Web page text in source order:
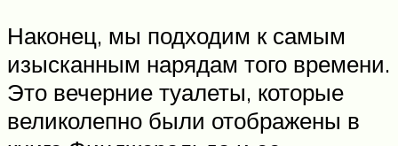
Наконец, мы подходим к самым
изысканным нарядам того времени.
Это вечерние туалеты, которые
великолепно были отображены в